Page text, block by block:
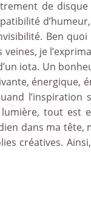
de
Ben quoi
je
iota. Un
énergique,
l’inspiration
tout est
dans ma
créatives.